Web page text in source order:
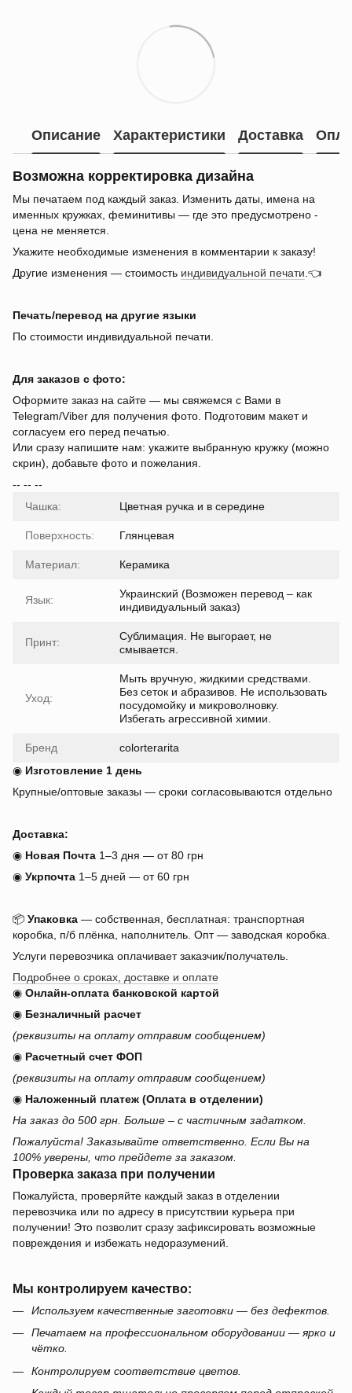
Описание Характеристики Доставка
Возможна корректировка дизайна
Мы печатаем под каждый заказ. Изменить даты, имена на
именных кружках, феминитивы — где это предусмотрено -
цена не меняется.
Укажите необходимые изменения в комментарии к заказу!
Другие изменения — стоимость индивидуальной печати .👈
Печать/перевод на другие языки
По стоимости индивидуальной печати.
Для заказов с фото:
Оформите заказ на сайте — мы свяжемся с Вами в
Telegram/Viber для получения фото. Подготовим макет и
согласуем его перед печатью.
Или сразу напишите нам: укажите выбранную кружку (можно
скрин), добавьте фото и пожелания.
-- -- --
Чашка:
Цветная ручка и в середине
Поверхность: Глянцевая
Материал: Керамика
Язык:
Украинский (Возможен перевод – как
индивидуальный заказ)
Принт:
Сублимация. Не выгорает, не
смывается.
Уход:
Мыть вручную, жидкими средствами.
Без сеток и абразивов. Не использовать
посудомойку и микроволновку.
Избегать агрессивной химии.
Бренд
colorterarita
◉ Изготовление 1 день
Крупные/оптовые заказы — сроки согласовываются отдельно
Доставка:
◉ Новая Почта 1–3 дня — от 80 грн
◉ Укрпочта 1–5 дней — от 60 грн
📦 Упаковка — собственная, бесплатная: транспортная
коробка, п/б плёнка, наполнитель. Опт — заводская коробка.
Услуги перевозчика оплачивает заказчик/получатель.
Подробнее о сроках, доставке и оплате
◉ Онлайн-оплата банковской картой
◉ Безналичный расчет
(реквизиты на оплату отправим сообщением)
◉ Расчетный счет ФОП
(реквизиты на оплату отправим сообщением)
◉ Наложенный платеж (Оплата в отделении)
На заказ до 500 грн. Больше – с частичным задатком.
Пожалуйста! Заказывайте ответственно. Если Вы на
100% уверены, что прейдете за заказом.
Проверка заказа при получении
Пожалуйста, проверяйте каждый заказ в отделении
перевозчика или по адресу в присутствии курьера при
получении! Это позволит сразу зафиксировать возможные
повреждения и избежать недоразумений.
Мы контролируем качество:
Используем качественные заготовки — без дефектов.
Печатаем на профессиональном оборудовании — ярко и
чётко.
Контролируем соответствие цветов.